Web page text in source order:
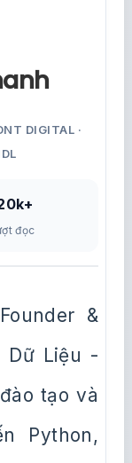
DIGITAL ·
đọc
&
Dữ Liệu -
tạo và
Python,